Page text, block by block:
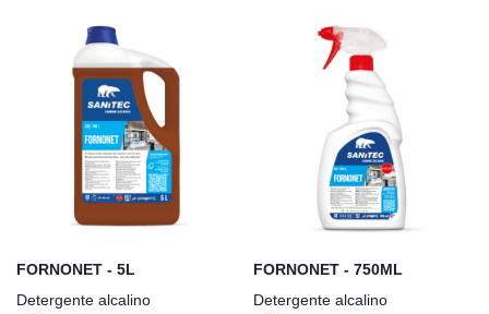
FORNONET - 5L
Detergente alcalino
FORNONET - 750ML
Detergente alcalino